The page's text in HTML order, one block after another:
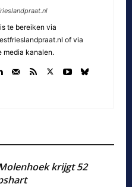
te bereiken via
of via
media kanalen.
krijgt 52